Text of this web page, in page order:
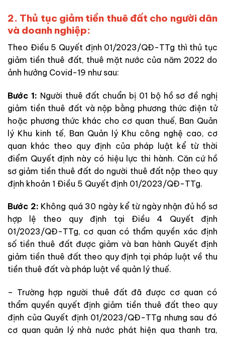
2. Thủ tục giảm tiền thuê đất cho người dân
và doanh nghiệp:
Theo Điều 5 Quyết định 01/2023/QĐ-TTg thì thủ tục
giảm tiền thuê đất, thuê mặt nước của năm 2022 do
ảnh hưởng Covid-19 như sau:
Bước 1: Người thuê đất chuẩn bị 01 bộ hồ sơ đề nghị
giảm tiền thuê đất và nộp bằng phương thức điện tử
hoặc phương thức khác cho cơ quan thuế, Ban Quản
lý Khu kinh tế, Ban Quản lý Khu công nghệ cao, cơ
quan khác theo quy định của pháp luật kể từ thời
điểm Quyết định này có hiệu lực thi hành. Căn cứ hồ
sơ giảm tiền thuê đất do người thuê đất nộp theo quy
định khoản 1 Điều 5 Quyết định 01/2023/QĐ-TTg.
Bước 2: Không quá 30 ngày kể từ ngày nhận đủ hồ sơ
hợp lệ theo quy định tại Điều 4 Quyết định
01/2023/QĐ-TTg, cơ quan có thẩm quyền xác định
số tiền thuê đất được giảm và ban hành Quyết định
giảm tiền thuê đất theo quy định tại pháp luật về thu
tiền thuê đất và pháp luật về quản lý thuế.
– Trường hợp người thuê đất đã được cơ quan có
thẩm quyền quyết định giảm tiền thuê đất theo quy
định của Quyết định 01/2023/QĐ-TTg nhưng sau đó
cơ quan quản lý nhà nước phát hiện qua thanh tra,